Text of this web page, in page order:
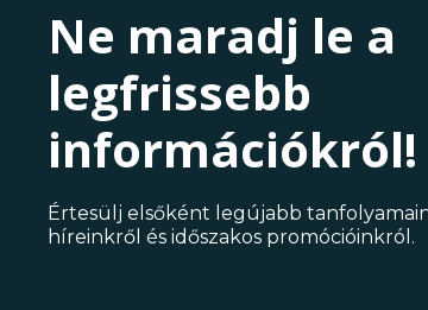
Ne maradj le a
legfrissebb
információkról!
Értesülj elsőként legújabb
híreinkről és időszakos promócióinkról.